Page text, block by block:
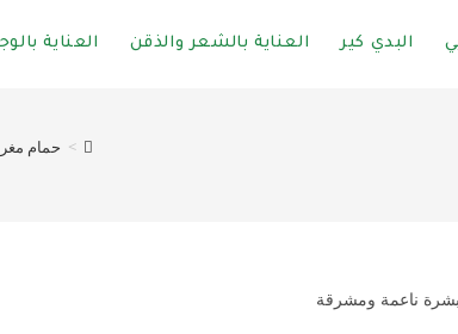
البدي كير العناية بالشعر والذقن العناية
> حمام